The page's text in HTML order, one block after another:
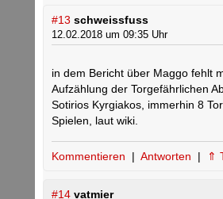
#13 schweissfuss
12.02.2018 um 09:35 Uhr
in dem Bericht über Maggo fehlt
Aufzählung der Torgefährlichen
Sotirios Kyrgiakos, immerhin 8
Spielen, laut wiki.
Kommentieren | Antworten | ⇑
#14 vatmier